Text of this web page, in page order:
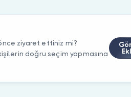
önce ziyaret ettiniz mi?
doğru seçim yapmasına